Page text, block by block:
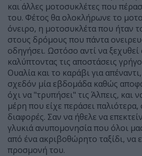
και άλλες μοτοσυκλέτες που
του. Φέτος θα ολοκλήρωνε το
όνειρο, η μοτοσυκλέτα που ήταν
στους δρόμους που πάντα
οδηγήσει. Ωστόσο αντί να ξεχυθεί
καλύπτοντας τις αποστάσεις
Ουαλία και το καράβι για
σχεδόν μία εβδομάδα καθώς
όχι να "τρυπήσει" τις Άλπεις, και
μέρη που είχε περάσει παλιότερα,
διαφορές. Σαν να ήθελε να
γλυκιά ανυπομονησία που όλοι
από ένα ακριβοθώρητο ταξίδι, να
προσμονή του.